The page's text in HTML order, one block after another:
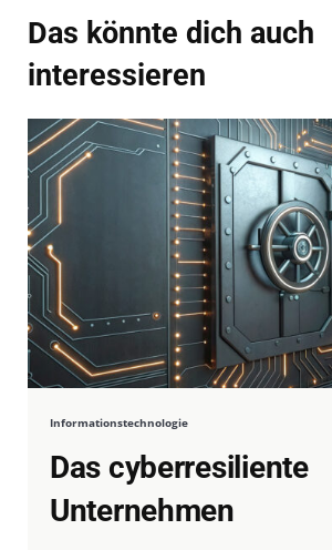
Das könnte dich auch
interessieren
Informationstechnologie
Das cyberresiliente
Unternehmen